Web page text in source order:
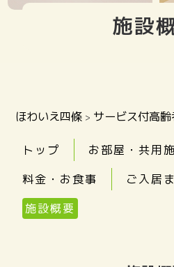
施設
ほわいえ四條 > サービス付高
トップ
お部屋・共用
料金・お食事
ご入居
施設概要